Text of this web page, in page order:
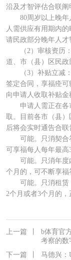
沿及才智评估合联阐
80周岁以上晚年
人需供应有用期内
请民政部分晚年人才
（2）审核资历：
道、市（县）区民政
（3）补贴立减：
签定合同，享福痊
向申请人收取补贴金
申请人需正在各
取。目前各市（县
后将会实时通告合联
可能。只消契合补
可享福每人每年最高
可能。只消年度内
个月的，可不断享福
可能。只消租赁
2个月或者3个月的，
上一篇
b体育官
考察的数
下一篇
马德兴：